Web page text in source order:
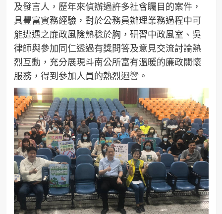
及發言人，歷年來偵辦過許多社會矚目的案件，
具豐富實務經驗，對於公務員辦理業務過程中可
能遭遇之廉政風險熟稔於胸，研習中政風室、吳
律師與參加同仁透過有獎問答及意見交流討論熱
烈互動，充分展現斗南公所富有溫暖的廉政關懷
服務，得到參加人員的熱烈迴響。